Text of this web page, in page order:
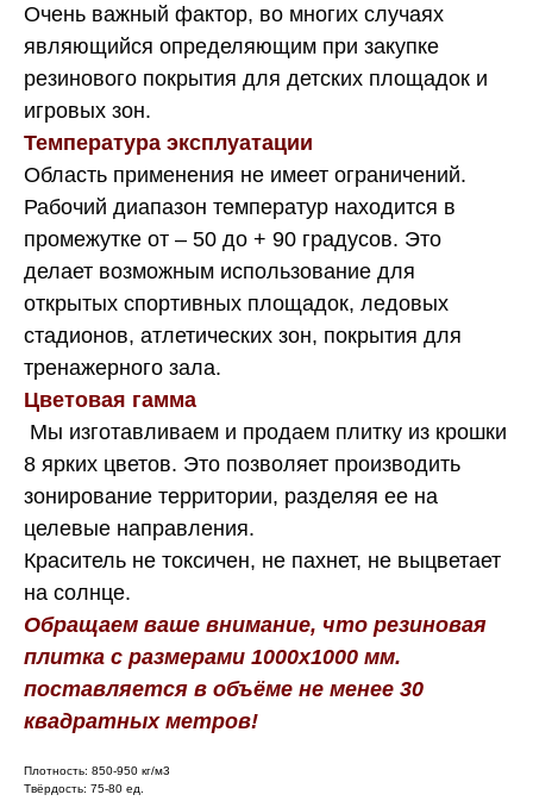
Очень важный фактор, во многих случаях
являющийся определяющим при закупке
резинового покрытия для детских площадок и
игровых зон.
Температура эксплуатации
Область применения не имеет ограничений.
Рабочий диапазон температур находится в
промежутке от – 50 до + 90 градусов. Это
делает возможным использование для
открытых спортивных площадок, ледовых
стадионов, атлетических зон, покрытия для
тренажерного зала.
Цветовая гамма
Мы изготавливаем и продаем плитку из крошки
8 ярких цветов. Это позволяет производить
зонирование территории, разделяя ее на
целевые направления.
Краситель не токсичен, не пахнет, не выцветает
на солнце.
Обращаем ваше внимание, что резиновая
плитка с размерами 1000х1000 мм.
поставляется в объёме не менее 30
квадратных метров!
Плотность: 850-950 кг/м3
Твёрдость: 75-80 ед.